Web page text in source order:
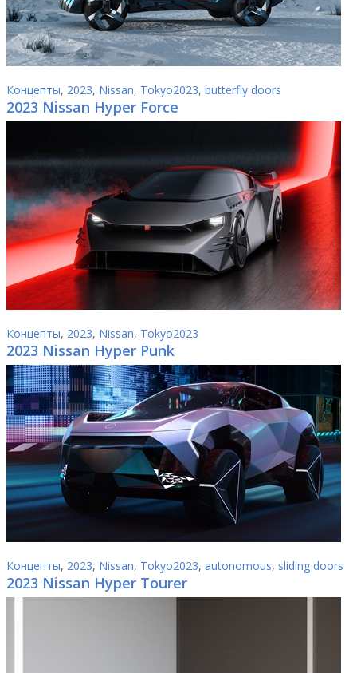
Концепты, 2023, Nissan, Tokyo2023, butterfly doors
2023 Nissan Hyper Force
Концепты, 2023, Nissan, Tokyo2023
2023 Nissan Hyper Punk
Концепты, 2023, Nissan, Tokyo2023, autonomous, sliding doors
2023 Nissan Hyper Tourer